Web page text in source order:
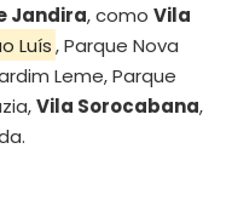
Jandira, como Vila
Luís, Parque Nova
Leme, Parque
Vila Sorocabana,